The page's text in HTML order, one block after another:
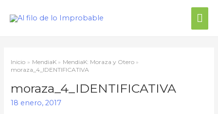
Inicio MendiaK
MendiaK: Moraza y Otero
moraza_4_IDENTIFICATIVA
moraza_4_IDENTIFICATIVA
18 enero, 2017